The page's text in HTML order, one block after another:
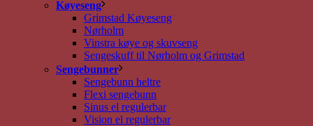
Køyeseng
Grimstad Køyeseng
Nørholm
Vinstra køye og skuvseng
Sengeskuff til Nørholm og Grimstad
Sengebunner
Sengebunn heltre
Flexi sengebunn
Sinus el regulerbar
Vision el regulerbar